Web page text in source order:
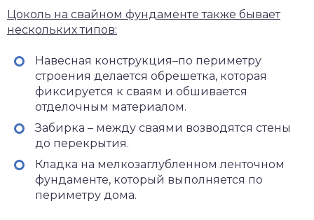
Цоколь на свайном фундаменте также бывает
нескольких типов:
Навесная конструкция–по периметру
строения делается обрешетка, которая
фиксируется к сваям и обшивается
отделочным материалом.
Забирка – между сваями возводятся стены
до перекрытия.
Кладка на мелкозаглубленном ленточном
фундаменте, который выполняется по
периметру дома.